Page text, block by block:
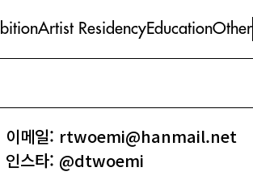
Artist ResidencyEducationOther
이메일: rtwoemi@hanmail.net
인스타: @dtwoemi